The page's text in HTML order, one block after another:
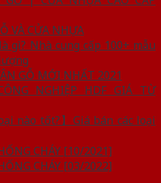
VÀ CỬA NHỰA
gì? Nhà cung cấp 100+ mẫu
GỖ MỚI NHẤT 2021
NGHIỆP HDF GIÁ TỪ
nào tốt?】Giá bán các loại
CHÁY [10/2021]
CHÁY [03/2022]